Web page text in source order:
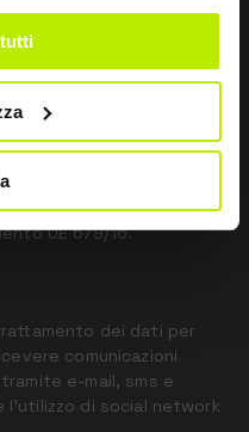
UE 679/16.
dei dati per
comunicazioni
e-mail, sms e
di social network